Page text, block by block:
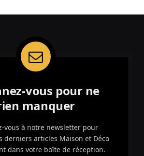
vous pour ne
manquer
vous à notre newsletter pour
derniers articles Maison et Déco
dans votre boîte de réception.